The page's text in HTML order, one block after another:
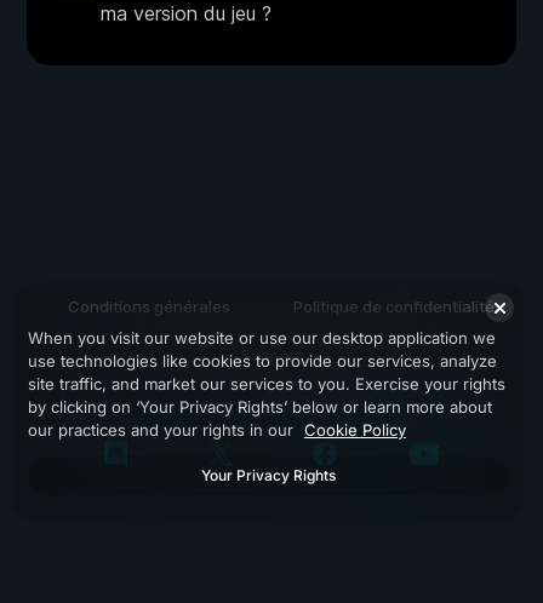
ma version du jeu ?
Conditions générales Politique de confidentialité
Support
When you visit our website or use our desktop application we
use technologies like cookies to provide our services, analyze
site traffic, and market our services to you. Exercise your rights
by clicking on ‘Your Privacy Rights’ below or learn more about
our practices and your rights in our Cookie Policy
Your Privacy Rights